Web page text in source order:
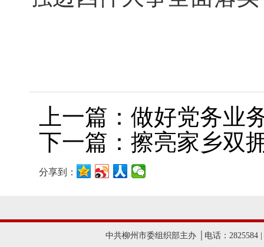
上一篇：做好党务业
下一篇：擦亮家乡双
分享到：
中共柳州市委组织部主办 │电话：2825584